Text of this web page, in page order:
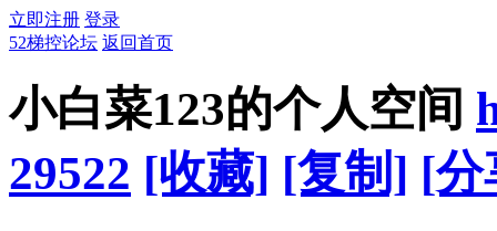
立即注册 登录
52梯控论坛 返回首页
小白菜123的个人空间
29522 [收藏] [复制] [分